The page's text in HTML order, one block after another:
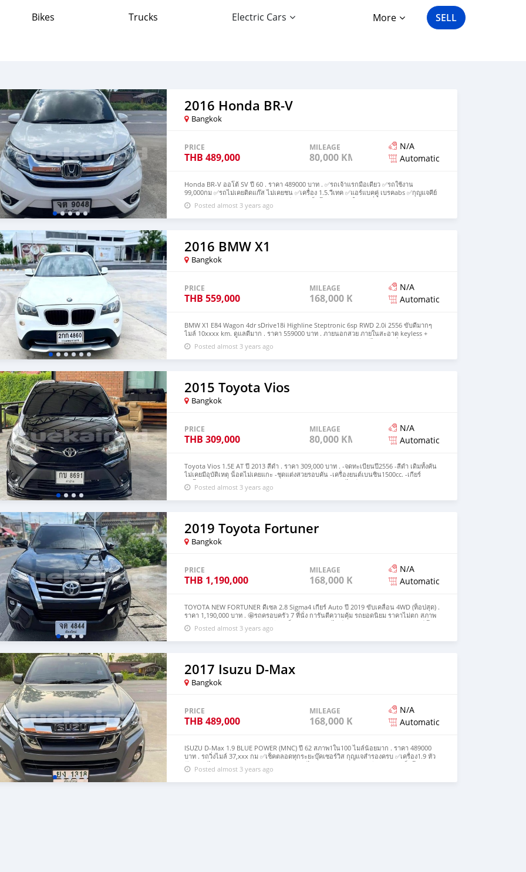
Bikes Trucks Electric Cars More SELL
2016 Honda BR-V
Bangkok
PRICE
THB 489,000
MILEAGE
80,000 KM
N/A
Automatic
Honda BR-V ออโต้ SV ปี 60 . ราคา 489000 บาท . ✅รถเจ้าแรกมือเดียว ✅รถใช้งาน
99,000กม ✅รถไม่เคยติดแก๊ส ไม่เคยชน ✅เครื่อง 1.5.วีเทค ✅แอร์แบคคู่ เบรคabs ✅กุญแจคีย์
เลส ✅จอทัชสกรีน ✅พวงมาลัยมัลติฟังก์ชัน ✅แม็กโรงงาน ยางใหม่ ✅ที่นั่ง 3แถว เบาะหนัง . 🚘
🚘🚘 #ห้ามโอนจองถ้ายังไม่เห็นตัวจริง #ระวังมิจฉาชีพ หากสนใจสามารถสอบถามรายละเอียด
เพิ่มเติมได้ที่ Add Line กดที่ลิงค์➡️ https://line.me/ti/p/SSZZBRY0Gq
Posted almost 3 years ago
2016 BMW X1
Bangkok
PRICE
THB 559,000
MILEAGE
168,000 KM
N/A
Automatic
BMW X1 E84 Wagon 4dr sDrive18i Highline Steptronic 6sp RWD 2.0i 2556 ขับดีมากๆ
ไมล์ 10xxxx km. ดูแลดีมาก . ราคา 559000 บาท . ภายนอกสวย ภายในสะอาด keyless +
Pushstart + จอ Command + Navi + Sensorรอบคัน เบาะหนัง ปรับไฟฟ้า เครื่อง เกียร์
สมบูรณ์ 💸 559,000฿ 🚗💨💥💥💥💥💥💥💥💥📣📣 ✅ ฟรีดาวน์🌟 สำหรับลูกค้าที่มีเครดิตดี มี
รายได้ชัดเจนครับ ✔️ ส่งค่างวด 12,272 / 72 งวด ✅ ดาวน์ 35,000฿ ครับ สำหรับลูกค้าทำงาน
https://line.me/ti/p/SSZZBRY0Gq
Posted almost 3 years ago
2015 Toyota Vios
Bangkok
PRICE
THB 309,000
MILEAGE
80,000 KM
N/A
Automatic
Toyota Vios 1.5E AT ปี 2013 สีดำ . ราคา 309,000 บาท . -จดทะเบียนปี2556 -สีดำ เดิมทั้งคัน
ไม่เคยมีอุบัติเหตุ น็อตไม่เคยแกะ -ชุดแต่งสวยรอบคัน -เครื่องยนต์เบนซิน1500cc. -เกียร์
อัตโนมัติ -ถุงลมนิรภัยคู่หน้าSRS AIRBAG -ระบบเบรกABS -ไมล์14x,xxx km -จอDVD MP3
Bluetooth พร้อมหกล้องมองถอยหลัง -ภายในสวยสะอาด เบาะหนังดำ -ช่วงล่างสวยสดใส ล้อ
แม็กซ์15”ยางใหม่ๆทั้งชุด -กุญแจรีโมท กุญแจสำรองครบ บุ๊คครบ เอกสารการโอนครบ . 🚘🚘🚘
Posted almost 3 years ago
2019 Toyota Fortuner
Bangkok
PRICE
THB 1,190,000
MILEAGE
168,000 KM
N/A
Automatic
TOYOTA NEW FORTUNER ดีเซล 2.8 Sigma4 เกียร์ Auto ปี 2019 ขับเคลื่อน 4WD (ท็อปสุด) .
ราคา 1,190,000 บาท . 🤩รถครอบครัว 7 ที่นั่ง การันตีความคุ้ม รถยอดนิยม ราคาไม่ตก สภาพ
นางฟ้า รถสวยตรงปก 🚗 ประวัติดี จัดเต็มจัดล้น 🚗เลขไมล์แท้ 34735 km. 🚗รถออกศูนย์ โต
โยต้า 🚗ประวัติเช็คศูนย์ตลอด 🚗ชุดแต่งเพียบกล้องรอบคัน ￼ 🚗การันตีไม่มีอุบัติเหตุ น๊อตนิ่งๆ
ไม่ขยับ 🚗รถบ้านแท้💯% ซื้อกับเจ้าของโดยตรง‼️ 🚗รับประกันสภาพ สวย ตรงปก 🚗ยอดจัดไฟ
Posted almost 3 years ago
2017 Isuzu D-Max
Bangkok
PRICE
THB 489,000
MILEAGE
168,000 KM
N/A
Automatic
ISUZU D-Max 1.9 BLUE POWER (MNC) ปี 62 สภาพ1ใน100 ไมล์น้อยมาก . ราคา 489000
บาท . รถวิ่งไมล์ 37,xxx กม ✅เช็คตลอดทุกระยะบุ๊คเซอร์วิส กุญแจสำรองครบ ✅เครื่อง1.9 หัว
น๊อตเดิมไม่เคยแกะ ✅ช่วงล่างหนึบแน่น เกาะไม่เคยเสริมแหนบ แซสซีดำสวย ✅แม็กโรงงาน
ยางใหม่ 4เส้น ✅กระจกไฟฟ้าเซ็นทรัลล็อค ✅แอร์แบ็คคู่ เอบีเอส ✅ภายในเก๋งกว้าง.นั่งสบาย
เด้งไม่มียุบ.คอนโซนไม่ลอกไม่แตกหัก ✅เครื่องเล่น cd mp3 usb aux . 🚘🚘🚘 #ห้ามโอนจอง
Posted almost 3 years ago